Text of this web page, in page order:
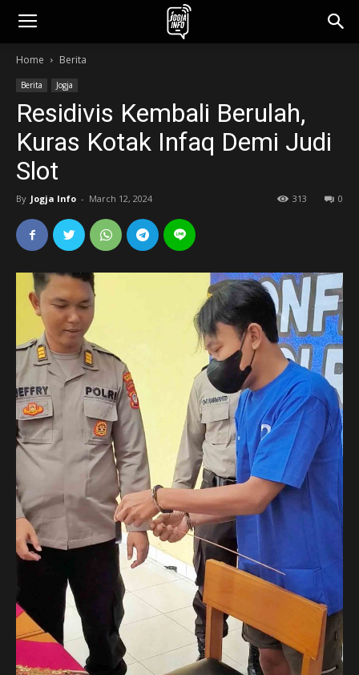
jogjainfo.id
Home Berita
Berita Jogja
Residivis Kembali Berulah,
Kuras Kotak Infaq Demi Judi
Slot
By Jogja Info - March 12, 2024 0
313